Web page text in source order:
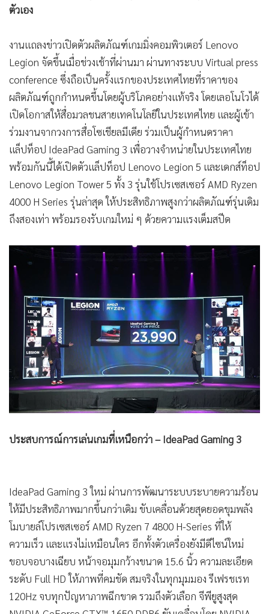
• จีน
• อาชญากรรม
• Motoring
• เกม
• วิทยาศาสตร์
• SMEs
หุ้น
อินโดจีน
•
กองทุนรวม
• Celeb Online
• Factcheck
News1
Gotomanager
ตัวเอง
งานแถลงข่าวเปิดตัวผลิตภัณฑ์เกมมิ่งคอมพิวเตอร์ Lenovo
Legion จัดขึ้นเมื่อช่วงเช้าที่ผ่านมา ผ่านทางระบบ Virtual press
conference ซึ่งถือเป็นครั้งแรกของประเทศไทยที่ราคาของ
ผลิตภัณฑ์ถูกกำหนดขึ้นโดยผู้บริโภคอย่างแท้จริง โดยเลอโนโวได้
เปิดโอกาสให้สื่อมวลชนสายเทคโนโลยีในประเทศไทย และผู้เข้า
ร่วมงานจากวงการสื่อโซเชียลมีเดีย ร่วมเป็นผู้กำหนดราคา
แล็ปท็อป IdeaPad Gaming 3 เพื่อวางจำหน่ายในประเทศไทย
พร้อมกันนี้ได้เปิดตัวแล็ปท็อป Lenovo Legion 5 และเดกส์ท็อป
Lenovo Legion Tower 5 ทั้ง 3 รุ่นใช้โปรเซสเซอร์ AMD Ryzen
4000 H Series รุ่นล่าสุด ให้ประสิทธิภาพสูงกว่าผลิตภัณฑ์รุ่นเดิม
ถึงสองเท่า พร้อมรองรับเกมใหม่ ๆ ด้วยความแรงเต็มสปีด
ประสบการณ์การเล่นเกมที่เหนือกว่า – IdeaPad Gaming 3
IdeaPad Gaming 3 ใหม่ ผ่านการพัฒนาระบบระบายความร้อน
ให้มีประสิทธิภาพมากขึ้นกว่าเดิม ขับเคลื่อนด้วยสุดยอดขุมพลัง
โมบายล์โปรเซสเซอร์ AMD Ryzen 7 4800 H-Series ที่ให้
ความเร็ว และแรงไม่เหมือนใคร อีกทั้งตัวเครื่องยังมีดีไซน์ใหม่
ขอบจอบางเฉียบ หน้าจอมุมกว้างขนาด 15.6 นิ้ว ความละเอียด
ระดับ Full HD ให้ภาพที่คมชัด สมจริงในทุกมุมมอง รีเฟรชเรท
120Hz จบทุกปัญหาภาพฉีกขาด รวมถึงตัวเลือก จีพียูสูงสุด